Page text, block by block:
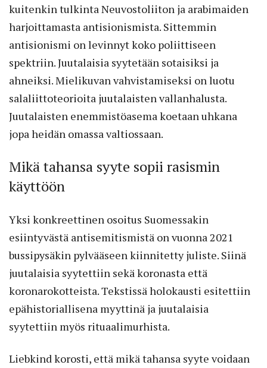
kuitenkin tulkinta Neuvostoliiton ja arabimaiden
harjoittamasta antisionismista. Sittemmin
antisionismi on levinnyt koko poliittiseen
spektriin. Juutalaisia syytetään sotaisiksi ja
ahneiksi. Mielikuvan vahvistamiseksi on luotu
salaliittoteorioita juutalaisten vallanhalusta.
Juutalaisten enemmistöasema koetaan uhkana
jopa heidän omassa valtiossaan.
Mikä tahansa syyte sopii rasismin
käyttöön
Yksi konkreettinen osoitus Suomessakin
esiintyvästä antisemitismistä on vuonna 2021
bussipysäkin pylvääseen kiinnitetty juliste. Siinä
juutalaisia syytettiin sekä koronasta että
koronarokotteista. Tekstissä holokausti esitettiin
epähistoriallisena myyttinä ja juutalaisia
syytettiin myös rituaalimurhista.
Liebkind korosti, että mikä tahansa syyte voidaan